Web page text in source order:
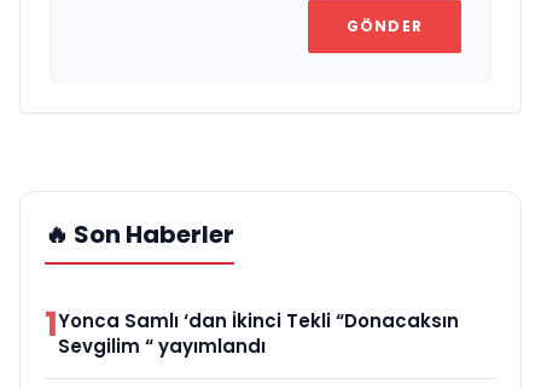
GÖNDER
🔥 Son Haberler
1Yonca Samlı ‘dan İkinci Tekli “Donacaksın
Sevgilim “ yayımlandı